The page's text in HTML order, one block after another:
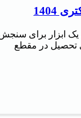
ابزار برای
تحصیل در مقطع